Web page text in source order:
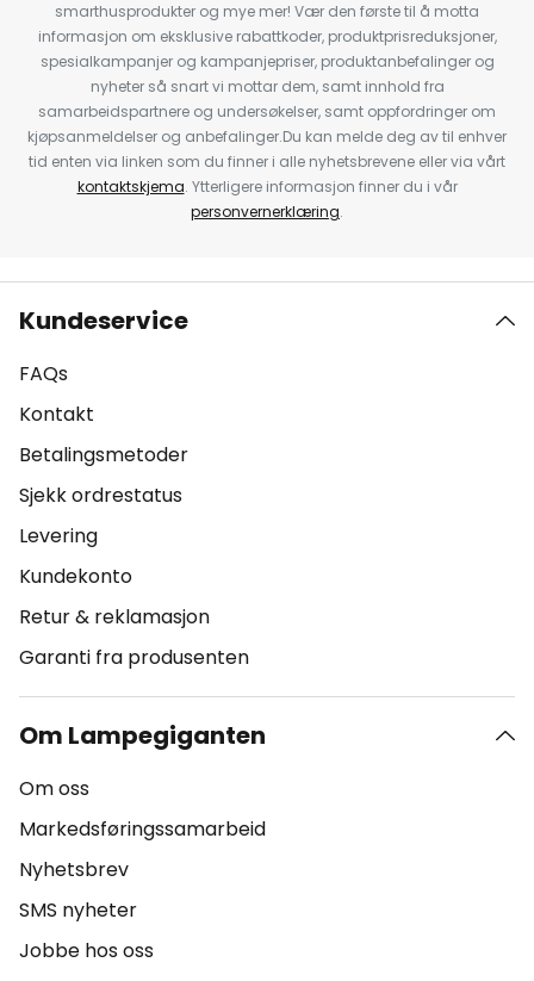
smarthusprodukter og mye mer! Vær den første til å motta
informasjon om eksklusive rabattkoder, produktprisreduksjoner,
spesialkampanjer og kampanjepriser, produktanbefalinger og
nyheter så snart vi mottar dem, samt innhold fra
samarbeidspartnere og undersøkelser, samt oppfordringer om
kjøpsanmeldelser og anbefalinger.Du kan melde deg av til enhver
tid enten via linken som du finner i alle nyhetsbrevene eller via vårt
kontaktskjema. Ytterligere informasjon finner du i vår
personvernerklæring.
Kundeservice
FAQs
Kontakt
Betalingsmetoder
Sjekk ordrestatus
Levering
Kundekonto
Retur & reklamasjon
Garanti fra produsenten
Om Lampegiganten
Om oss
Markedsføringssamarbeid
Nyhetsbrev
SMS nyheter
Jobbe hos oss